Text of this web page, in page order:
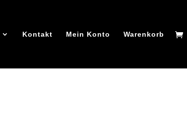
Kontakt Mein Konto Warenkorb